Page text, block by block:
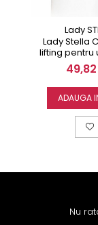
Lady
Lady Stella
lifting pentru
ridurilor
ADAUGA
Nu